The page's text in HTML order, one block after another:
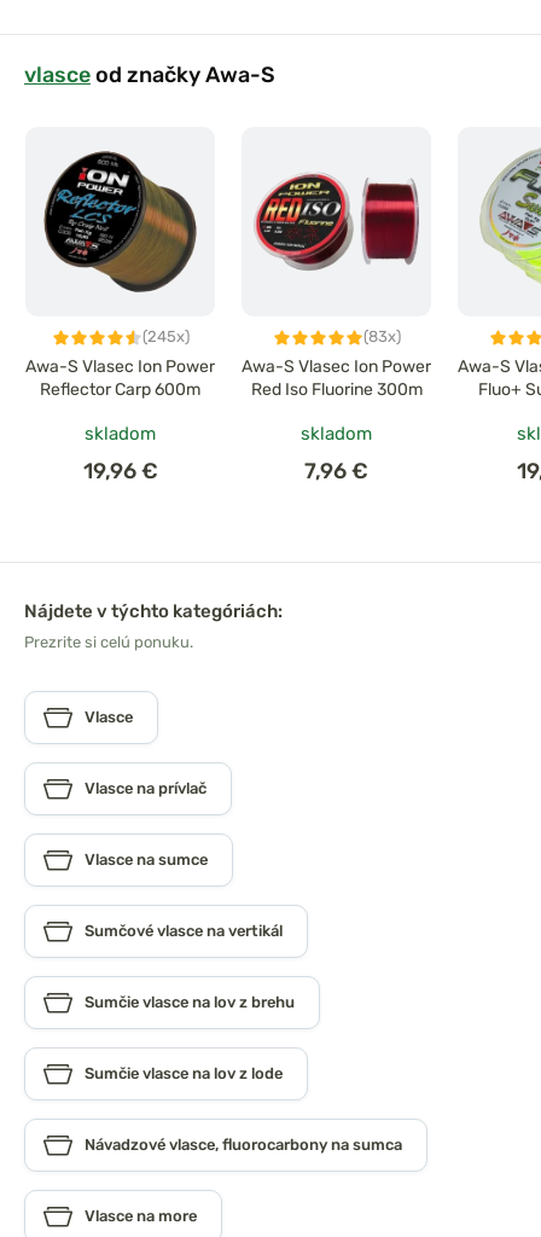
vlasceod značky Awa-S
(245x)
Awa-S Vlasec Ion Power
Reflector Carp 600m
skladom
19,96 €
(83x)
Awa-S Vlasec Ion Power
Red Iso Fluorine 300m
skladom
7,96 €
Awa-S
Fluo+
Nájdete v týchto kategóriách:
Prezrite si celú ponuku.
Vlasce
Vlasce na prívlač
Vlasce na sumce
Sumčové vlasce na vertikál
Sumčie vlasce na lov z brehu
Sumčie vlasce na lov z lode
Návadzové vlasce, fluorocarbony na sumca
Vlasce na more